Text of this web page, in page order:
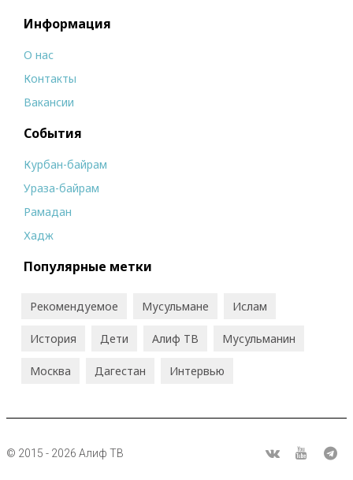
Информация
О нас
Контакты
Вакансии
События
Курбан-байрам
Ураза-байрам
Рамадан
Хадж
Популярные метки
Рекомендуемое Мусульмане Ислам
История Дети Алиф ТВ Мусульманин
Москва Дагестан Интервью
© 2015 - 2026 Алиф ТВ